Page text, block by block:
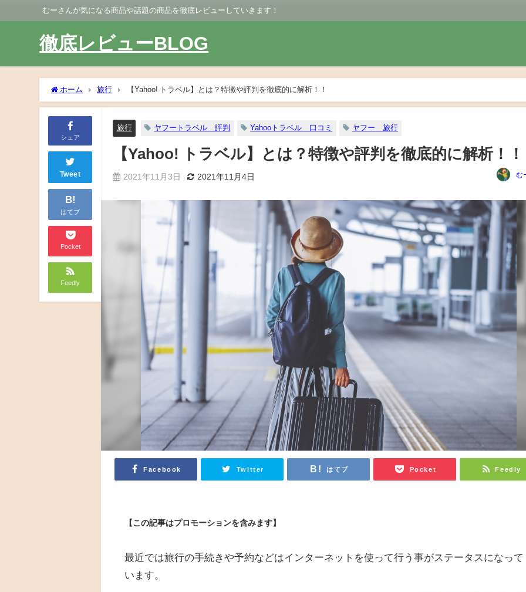
むーさんが気になる商品や話題の商品を徹底レビューしていきます！
徹底レビューBLOG
ホーム 旅行 【Yahoo! トラベル】とは？特徴や評判を徹底的に解析！！
シェア
Tweet
B!
はてブ
Pocket
Feedly
旅行 ヤフートラベル 評判 Yahooトラベル 口コミ ヤフー 旅行
【Yahoo! トラベル】とは？特徴や評判を徹底的に解析！！
2021年11月3日 2021年11月4日 む
Facebook Twitter はてブ Pocket Feedly
【この記事はプロモーションを含みます】
最近では旅行の手続きや予約などはインターネットを使って行う事がステータスになって
います。